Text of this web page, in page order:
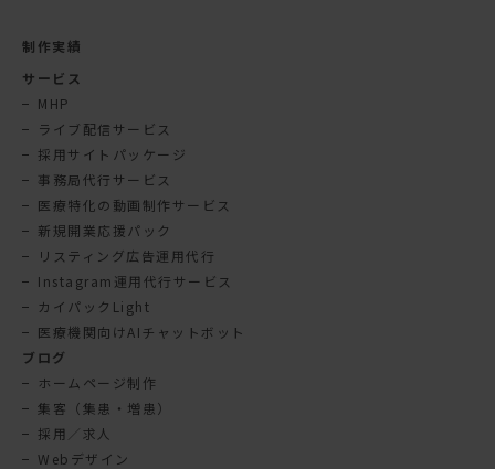
制作実績
サービス
MHP
ライブ配信サービス
採用サイトパッケージ
事務局代行サービス
医療特化の動画制作サービス
新規開業応援パック
リスティング広告運用代行
Instagram運用代行サービス
カイパックLight
医療機関向けAIチャットボット
ブログ
ホームページ制作
集客（集患・増患）
採用／求人
Webデザイン